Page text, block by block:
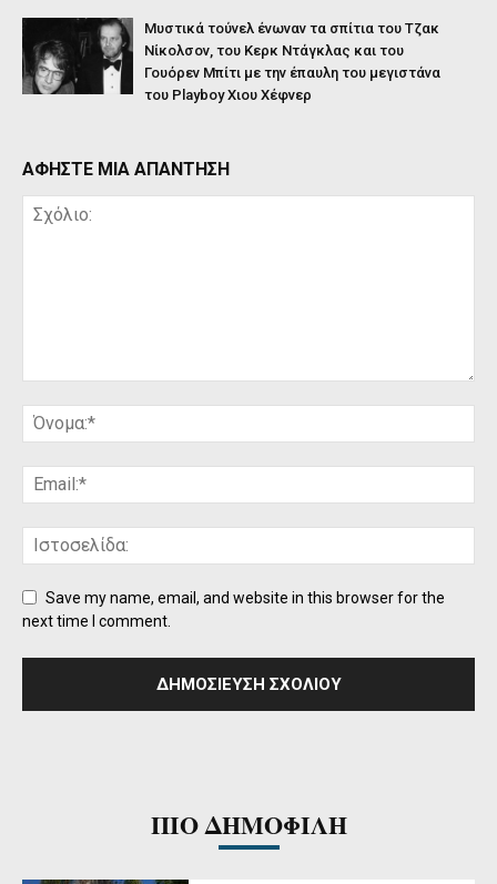
Μυστικά τούνελ ένωναν τα σπίτια του Τζακ
Νίκολσον, του Κερκ Ντάγκλας και του
Γουόρεν Μπίτι με την έπαυλη του μεγιστάνα
του Playboy Χιου Χέφνερ
ΑΦΗΣΤΕ ΜΙΑ ΑΠΑΝΤΗΣΗ
Save my name, email, and website in this browser for the
next time I comment.
ΠΙΟ ΔΗΜΟΦΙΛΗ